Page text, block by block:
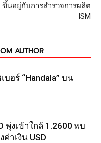
ขึ้นอยู่กับการสำรวจการผลิต
ISM
AUTHOR
บอร์ “Handala” บน
พุ่งเข้าใกล้ 1.2600 พบ
าเงิน USD